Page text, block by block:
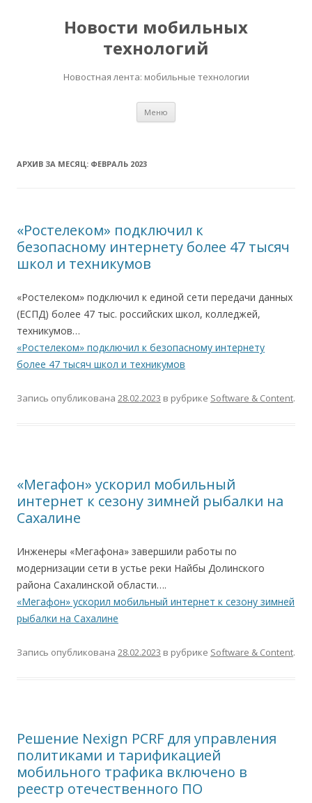
Новости мобильных
технологий
Новостная лента: мобильные технологии
Меню
АРХИВ ЗА МЕСЯЦ: ФЕВРАЛЬ 2023
«Ростелеком» подключил к
безопасному интернету более 47 тысяч
школ и техникумов
«Ростелеком» подключил к единой сети передачи данных
(ЕСПД) более 47 тыс. российских школ, колледжей,
техникумов…
«Ростелеком» подключил к безопасному интернету
более 47 тысяч школ и техникумов
Запись опубликована 28.02.2023 в рубрике Software & Content.
«Мегафон» ускорил мобильный
интернет к сезону зимней рыбалки на
Сахалине
Инженеры «Мегафона» завершили работы по
модернизации сети в устье реки Найбы Долинского
района Сахалинской области….
«Мегафон» ускорил мобильный интернет к сезону зимней
рыбалки на Сахалине
Запись опубликована 28.02.2023 в рубрике Software & Content.
Решение Nexign PCRF для управления
политиками и тарификацией
мобильного трафика включено в
реестр отечественного ПО